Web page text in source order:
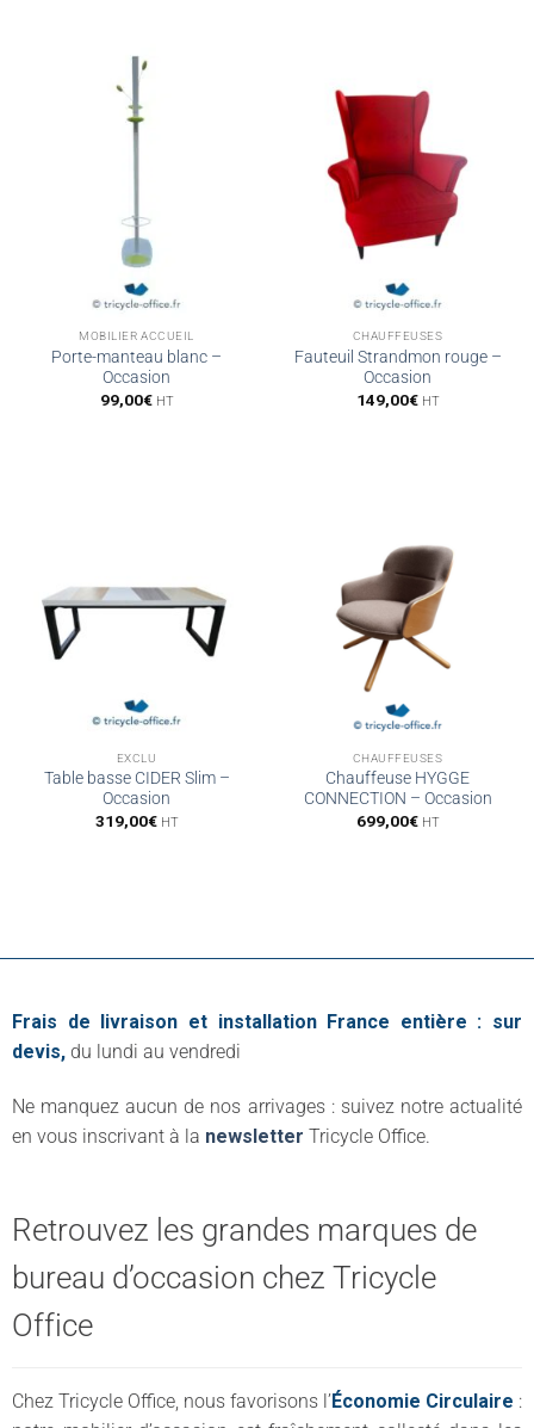
MOBILIER ACCUEIL
Porte-manteau blanc –
Occasion
99,00€ HT
CHAUFFEUSES
Fauteuil Strandmon rouge –
Occasion
149,00€ HT
EXCLU
Table basse CIDER Slim –
Occasion
319,00€ HT
CHAUFFEUSES
Chauffeuse HYGGE
CONNECTION – Occasion
699,00€ HT
Frais de livraison et installation France entière : sur
devis, du lundi au vendredi
Ne manquez aucun de nos arrivages : suivez notre actualité
en vous inscrivant à la newsletter Tricycle Office.
Retrouvez les grandes marques de
bureau d’occasion chez Tricycle
Office
Chez Tricycle Office, nous favorisons l’Économie Circulaire :